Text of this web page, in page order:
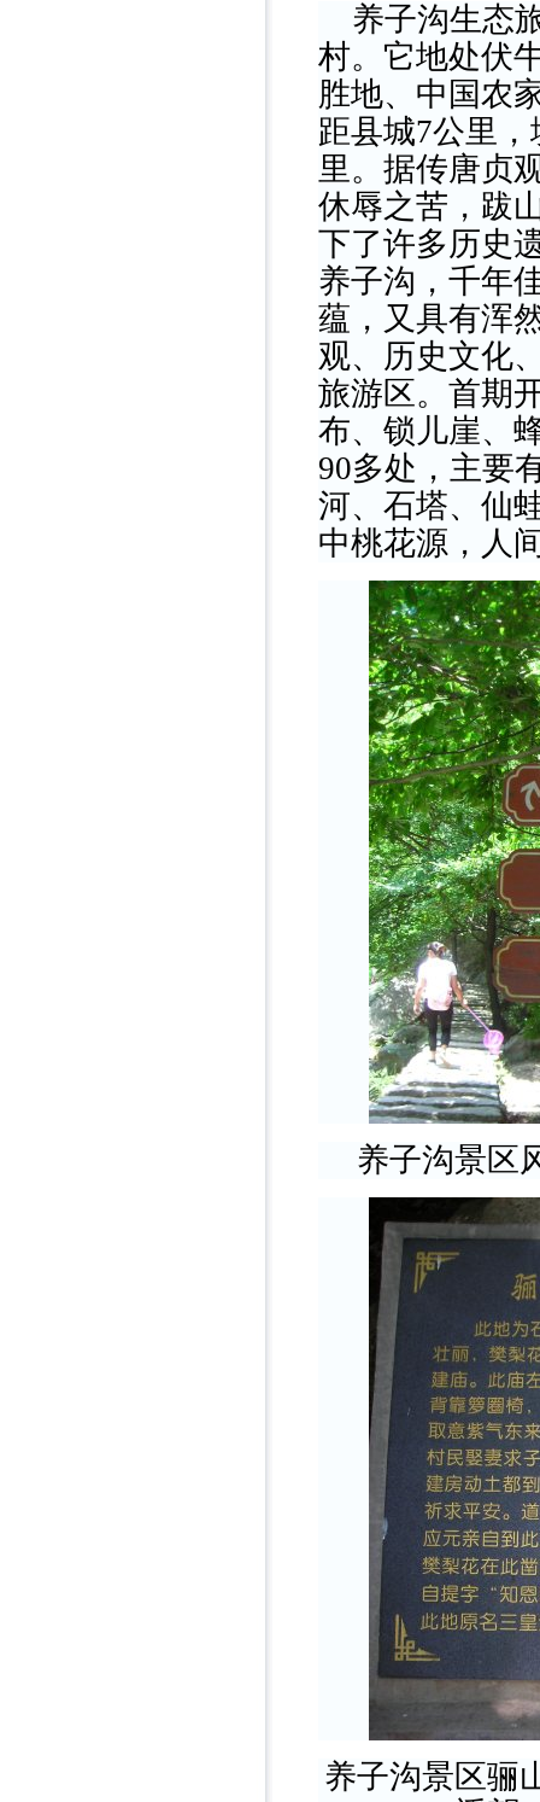
养子沟生态
村。它地处伏
胜地、中国农
距县城7公里
里。据传唐贞
休辱之苦，跋
下了许多历史
养子沟，千年
蕴，又具有浑
观、历史文化
旅游区。首期
布、锁儿崖、
90多处，主要
河、石塔、仙
中桃花源，人
养子沟景区
养子沟景区骊